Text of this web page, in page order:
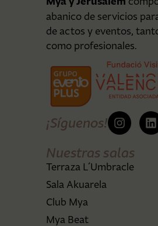
abanico de servicios
de actos y eventos,
como profesionales.
¡Síguenos!
Nuestras salas
Terraza L´Umbracle
Sala Akuarela
Club Mya
Mya Beat